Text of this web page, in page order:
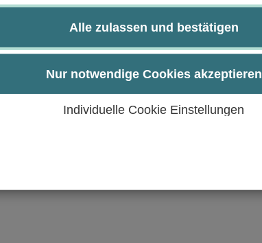
Alle zulassen und bestätigen
Nur notwendige Cookies akzeptieren
Individuelle Cookie Einstellungen
lösen.